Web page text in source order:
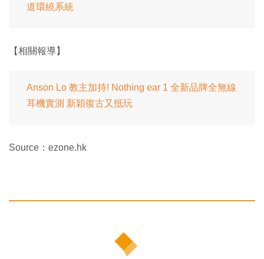
道環繞系統
【相關報導】
Anson Lo 教主加持! Nothing ear 1 全新品牌全無線
耳機實測 新穎復古又抵玩
Source：ezone.hk